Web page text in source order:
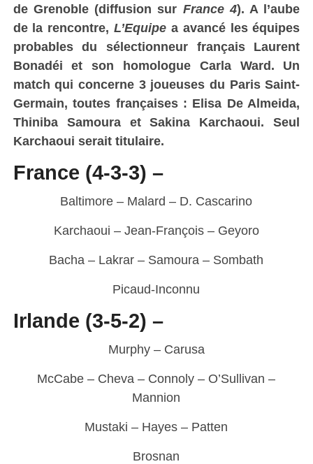
de Grenoble(diffusion sur France 4). A l’aube
de la rencontre,L’Equipe a avancé les équipes
probables du sélectionneur français Laurent
Bonadéi et son homologue Carla Ward. Un
match qui concerne 3 joueuses du Paris Saint-
Germain, toutes françaises : Elisa De Almeida,
Thiniba Samoura et Sakina Karchaoui. Seul
Karchaoui serait titulaire.
France (4-3-3) –
Baltimore – Malard – D. Cascarino
Karchaoui – Jean-François – Geyoro
Bacha – Lakrar – Samoura – Sombath
Picaud-Inconnu
Irlande (3-5-2) –
Murphy – Carusa
McCabe – Cheva – Connoly – O’Sullivan –
Mannion
Mustaki – Hayes – Patten
Brosnan